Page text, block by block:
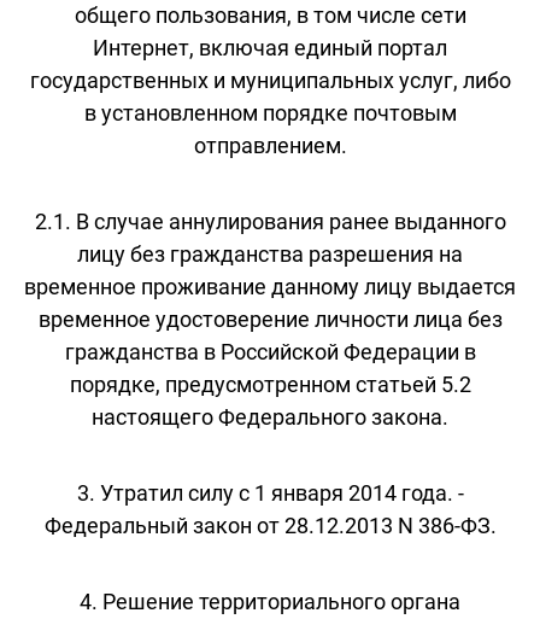
общего пользования, в том числе сети
Интернет, включая единый портал
государственных и муниципальных услуг, либо
в установленном порядке почтовым
отправлением.
2.1. В случае аннулирования ранее выданного
лицу без гражданства разрешения на
временное проживание данному лицу выдается
временное удостоверение личности лица без
гражданства в Российской Федерации в
порядке, предусмотренном статьей 5.2
настоящего Федерального закона.
3. Утратил силу с 1 января 2014 года. -
Федеральный закон от 28.12.2013 N 386-ФЗ.
4. Решение территориального органа